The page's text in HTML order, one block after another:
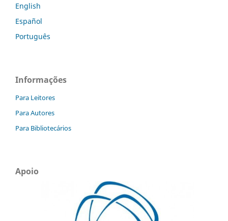
English
Español
Português
Informações
Para Leitores
Para Autores
Para Bibliotecários
Apoio